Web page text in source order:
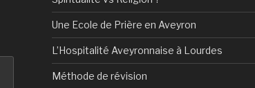
Une Ecole de Prière en Aveyron
L’Hospitalité Aveyronnaise à Lourdes
Méthode de révision